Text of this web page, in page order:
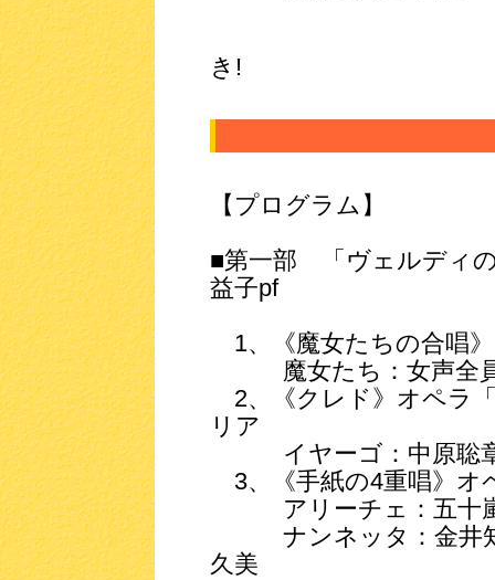
き!
【プログラム】
■第一部 「ヴェルディ
益子pf
1、《魔女たちの合唱
魔女たち：女声全
2、《クレド》オペラ
リア
イヤーゴ：中原聡
3、《手紙の4重唱》オ
アリーチェ：五十嵐
ナンネッタ：金井知
久美